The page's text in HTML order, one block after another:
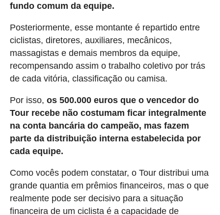
fundo comum da equipe.
Posteriormente, esse montante é repartido entre
ciclistas, diretores, auxiliares, mecânicos,
massagistas e demais membros da equipe,
recompensando assim o trabalho coletivo por trás
de cada vitória, classificação ou camisa.
Por isso, os 500.000 euros que o vencedor do
Tour recebe não costumam ficar integralmente
na conta bancária do campeão, mas fazem
parte da distribuição interna estabelecida por
cada equipe.
Como vocês podem constatar, o Tour distribui uma
grande quantia em prêmios financeiros, mas o que
realmente pode ser decisivo para a situação
financeira de um ciclista é a capacidade de